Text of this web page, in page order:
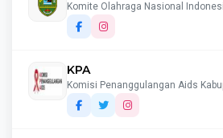
Komite Olahraga Nasional
KPA
Komisi Penanggulangan Aids